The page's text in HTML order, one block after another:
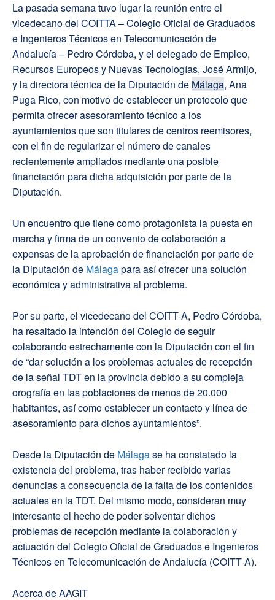
La pasada semana tuvo lugar la reunión entre el
vicedecano del COITTA – Colegio Oficial de Graduados
e Ingenieros Técnicos en Telecomunicación de
Andalucía – Pedro Córdoba, y el delegado de Empleo,
Recursos Europeos y Nuevas Tecnologías, José Armijo,
y la directora técnica de la Diputación de Málaga, Ana
Puga Rico, con motivo de establecer un protocolo que
permita ofrecer asesoramiento técnico a los
ayuntamientos que son titulares de centros reemisores,
con el fin de regularizar el número de canales
recientemente ampliados mediante una posible
financiación para dicha adquisición por parte de la
Diputación.
Un encuentro que tiene como protagonista la puesta en
marcha y firma de un convenio de colaboración a
expensas de la aprobación de financiación por parte de
la Diputación de Málagapara así ofrecer una solución
económica y administrativa al problema.
Por su parte, el vicedecano del COITT-A, Pedro Córdoba,
ha resaltado la intención del Colegio de seguir
colaborando estrechamente con la Diputación con el fin
de “dar solución a los problemas actuales de recepción
de la señal TDT en la provincia debido a su compleja
orografía en las poblaciones de menos de 20.000
habitantes, así como establecer un contacto y línea de
asesoramiento para dichos ayuntamientos”.
Desde la Diputación de Málagase ha constatado la
existencia del problema, tras haber recibido varias
denuncias a consecuencia de la falta de los contenidos
actuales en la TDT. Del mismo modo, consideran muy
interesante el hecho de poder solventar dichos
problemas de recepción mediante la colaboración y
actuación del Colegio Oficial de Graduados e Ingenieros
Técnicos en Telecomunicación de Andalucía (COITT-A).
Acerca de AAGIT